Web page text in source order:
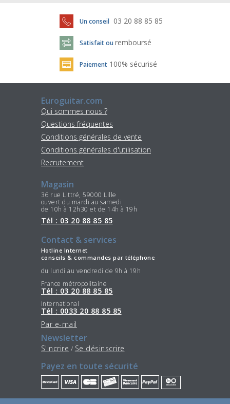
Un conseil 03 20 88 85 85
Satisfait ou remboursé
Paiement 100% sécurisé
Euroguitar.com
Qui sommes nous ?
Questions fréquentes
Conditions générales de vente
Conditions générales d'utilisation
Recrutement
Magasin
36 rue Littré, 59000 Lille
ouvert du mardi au samedi
de 10h à 12h30 et de 14h à 19h
Tél : 03 20 88 85 85
Contact & services
Hotline Internet
conseils & commandes par téléphone
du lundi au vendredi de 9h à 19h
France métropolitaine
Tél : 03 20 88 85 85
International
Tél : 0033 20 88 85 85
Par e-mail
Newsletter
S'incrire / Se désinscrire
Payez en toute sécurité